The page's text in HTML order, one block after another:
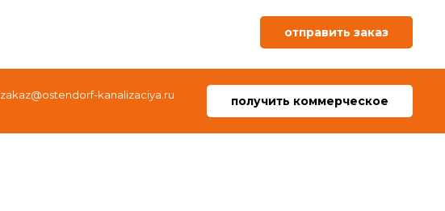
отправить заказ
zakaz@ostendorf-kanalizaciya.ru получить коммерческое